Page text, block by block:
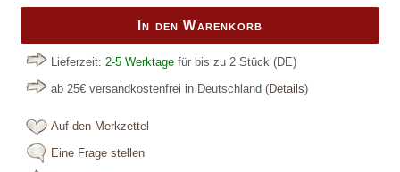
In den Warenkorb
Lieferzeit: 2-5 Werktage für bis zu 2 Stück (DE)
ab 25€ versandkostenfrei in Deutschland (Details)
Auf den Merkzettel
Eine Frage stellen